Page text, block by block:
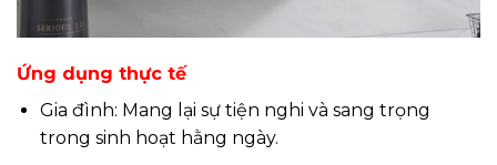
Ứng dụng thực tế
Gia đình: Mang lại sự tiện nghi và sang trọng
trong sinh hoạt hằng ngày.